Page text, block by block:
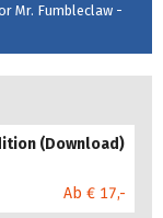
Mr. Fumbleclaw -
(Download)
Ab € 17,-